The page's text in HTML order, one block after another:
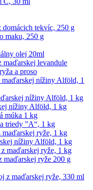
domácich tekvíc, 250 g
maku, 250 g
olej 20ml
levandule
a proso
nížiny Alföld, 1
nížiny Alföld, 1 kg
nížiny Alföld, 1 kg
múka 1 kg
triedy ”A“, 1 kg
ryže, 1 kg
nížiny Alföld, 1 kg
maďarskej ryže, 1 kg
maďarskej ryže 200 g
z maďarskej ryže, 330 ml